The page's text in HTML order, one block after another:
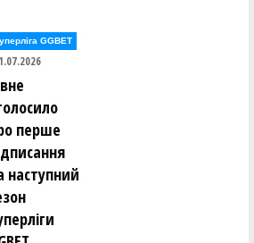
(ADMIRALS (AL KYIV))
(Київ))
2 (AL KYIV))
09 (Київ))
GGBET
перше
наступний